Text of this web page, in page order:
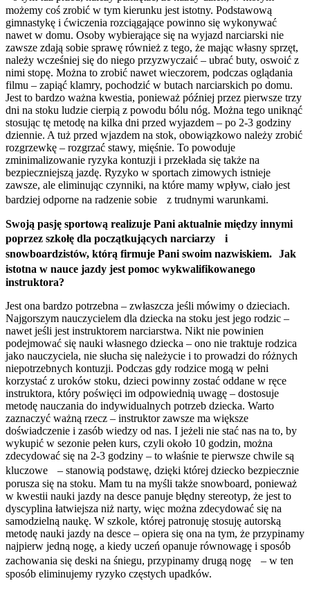
możemy coś zrobić w tym kierunku jest istotny. Podstawową
gimnastykę i ćwiczenia rozciągające powinno się wykonywać
nawet w domu. Osoby wybierające się na wyjazd narciarski nie
zawsze zdają sobie sprawę również z tego, że mając własny sprzęt,
należy wcześniej się do niego przyzwyczaić – ubrać buty, oswoić z
nimi stopę. Można to zrobić nawet wieczorem, podczas oglądania
filmu – zapiąć klamry, pochodzić w butach narciarskich po domu.
Jest to bardzo ważna kwestia, ponieważ później przez pierwsze trzy
dni na stoku ludzie cierpią z powodu bólu nóg. Można tego uniknąć
stosując tę metodę na kilka dni przed wyjazdem – po 2-3 godziny
dziennie. A tuż przed wjazdem na stok, obowiązkowo należy zrobić
rozgrzewkę – rozgrzać stawy, mięśnie. To powoduje
zminimalizowanie ryzyka kontuzji i przekłada się także na
bezpieczniejszą jazdę. Ryzyko w sportach zimowych istnieje
zawsze, ale eliminując czynniki, na które mamy wpływ, ciało jest
bardziej odporne na radzenie sobie z trudnymi warunkami.
Swoją pasję sportową realizuje Pani aktualnie między innymi
poprzez szkołę dla początkujących narciarzy
i
snowboardzistów, którą firmuje Pani swoim nazwiskiem. Jak
istotna w nauce jazdy jest pomoc wykwalifikowanego
instruktora?
Jest ona bardzo potrzebna – zwłaszcza jeśli mówimy o dzieciach.
Najgorszym nauczycielem dla dziecka na stoku jest jego rodzic –
nawet jeśli jest instruktorem narciarstwa. Nikt nie powinien
podejmować się nauki własnego dziecka – ono nie traktuje rodzica
jako nauczyciela, nie słucha się należycie i to prowadzi do różnych
niepotrzebnych kontuzji. Podczas gdy rodzice mogą w pełni
korzystać z uroków stoku, dzieci powinny zostać oddane w ręce
instruktora, który poświęci im odpowiednią uwagę – dostosuje
metodę nauczania do indywidualnych potrzeb dziecka. Warto
zaznaczyć ważną rzecz – instruktor zawsze ma większe
doświadczenie i zasób wiedzy od nas. I jeżeli nie stać nas na to, by
wykupić w sezonie pełen kurs, czyli około 10 godzin, można
zdecydować się na 2-3 godziny – to właśnie te pierwsze chwile są
kluczowe – stanowią podstawę, dzięki której dziecko bezpiecznie
porusza się na stoku. Mam tu na myśli także snowboard, ponieważ
w kwestii nauki jazdy na desce panuje błędny stereotyp, że jest to
dyscyplina łatwiejsza niż narty, więc można zdecydować się na
samodzielną naukę. W szkole, której patronuję stosuję autorską
metodę nauki jazdy na desce – opiera się ona na tym, że przypinamy
najpierw jedną nogę, a kiedy uczeń opanuje równowagę i sposób
zachowania się deski na śniegu, przypinamy drugą nogę – w ten
sposób eliminujemy ryzyko częstych upadków.